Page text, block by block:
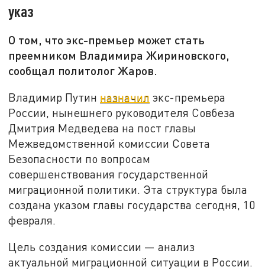
указ
О том, что экс-премьер может стать
преемником Владимира Жириновского,
сообщал политолог Жаров.
Владимир Путин назначил экс-премьера
России, нынешнего руководителя Совбеза
Дмитрия Медведева на пост главы
Межведомственной комиссии Совета
Безопасности по вопросам
совершенствования государственной
миграционной политики. Эта структура была
создана указом главы государства сегодня, 10
февраля.
Цель создания комиссии — анализ
актуальной миграционной ситуации в России.